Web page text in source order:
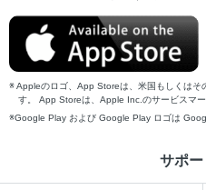
Appleのロゴ、App Storeは、米国もしくは
す。 App Storeは、Apple Inc.のサービスマー
Google Play および Google Play ロゴは
サポ